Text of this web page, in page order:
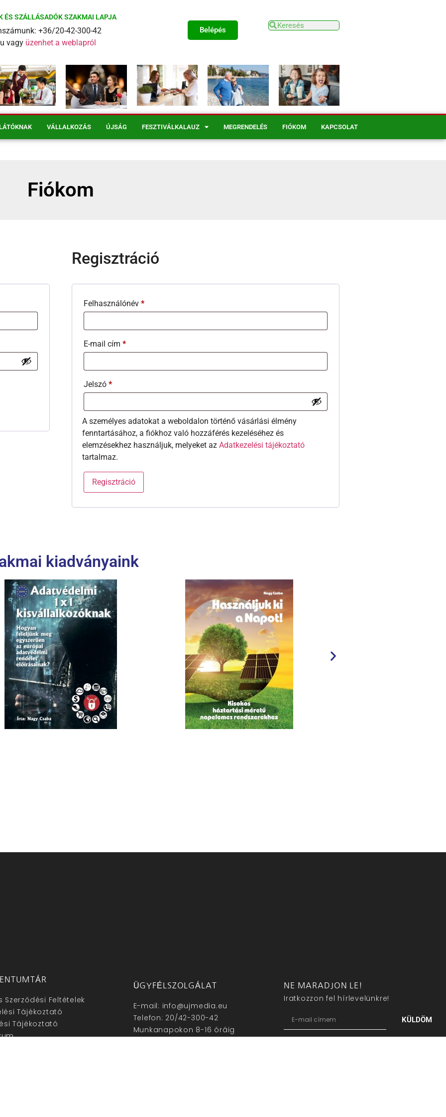
ÉS SZÁLLÁSADÓK SZAKMAI LAPJA
+36/20-42-300-42
vagy üzenhet a weblapról
Belépés
VÁLLALKOZÁS ÚJSÁG FESZTIVÁLKALAUZ MEGRENDELÉS FIÓKOM KAPCSOLAT
Fiókom
Regisztráció
Felhasználónév*
E-mail cím*
Jelszó*
A személyes adatokat a weboldalon történő vásárlási élmény
fenntartásához, a fiókhoz való hozzáférés kezeléséhez és
elemzésekhez használjuk, melyeket azAdatkezelési tájékoztató
tartalmaz.
Regisztráció
kiadványaink
Szerződési Feltételek
Tájékoztató
Tájékoztató
ÜGYFÉLSZOLGÁLAT
E-mail: info@ujmedia.eu
Telefon: 20/42-300-42
Munkanapokon 8-16 óráig
NE MARADJON LE!
Iratkozzon fel hírlevelünkre!
KÜLDÖM